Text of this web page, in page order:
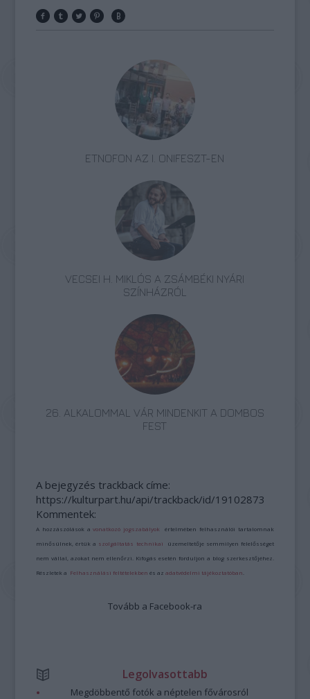
ETNOFON AZ I. ONIFESZT-EN
VECSEI H. MIKLÓS A ZSÁMBÉKI NYÁRI
SZÍNHÁZRÓL
26. ALKALOMMAL VÁR MINDENKIT A DOMBOS
FEST
A bejegyzés trackback címe:
https://kulturpart.hu/api/trackback/id/19102873
Kommentek:
A hozzászólások avonatkozó jogszabályok értelmében felhasználói tartalomnak
minősülnek, értük a szolgáltatás technikai üzemeltetője semmilyen felelősséget
nem vállal, azokat nem ellenőrzi. Kifogás esetén forduljon a blog szerkesztőjéhez.
Részletek a Felhasználási feltételekben és azadatvédelmi tájékoztatóban
Tovább a Facebook-ra
Legolvasottabb
Megdöbbentő fotók a néptelen fővárosról